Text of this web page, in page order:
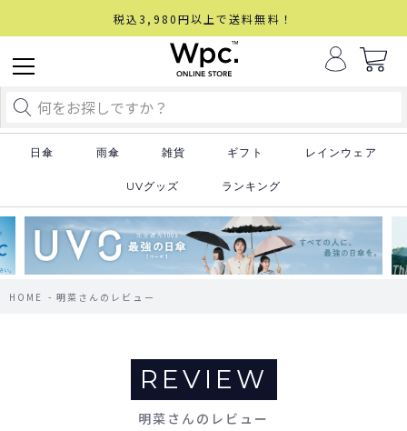
税込3,980円以上で送料無料！
日傘 雨傘 雑貨 ギフト レインウェア
UVグッズ ランキング
HOME 明菜さんのレビュー
REVIEW
明菜さんのレビュー